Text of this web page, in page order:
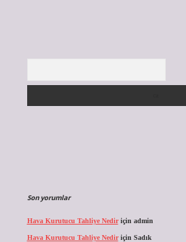
Son yorumlar
Hava Kurutucu Tahliye Nediriçin admin
Hava Kurutucu Tahliye Nediriçin Sadık